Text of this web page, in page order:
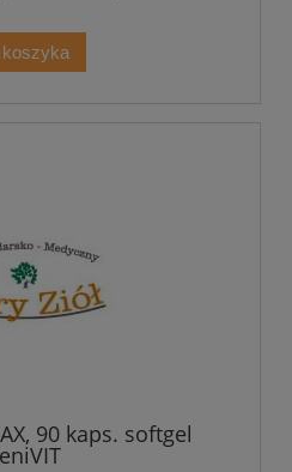
koszyka
90 kaps. softgel